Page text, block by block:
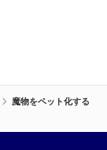
魔物をペット化する